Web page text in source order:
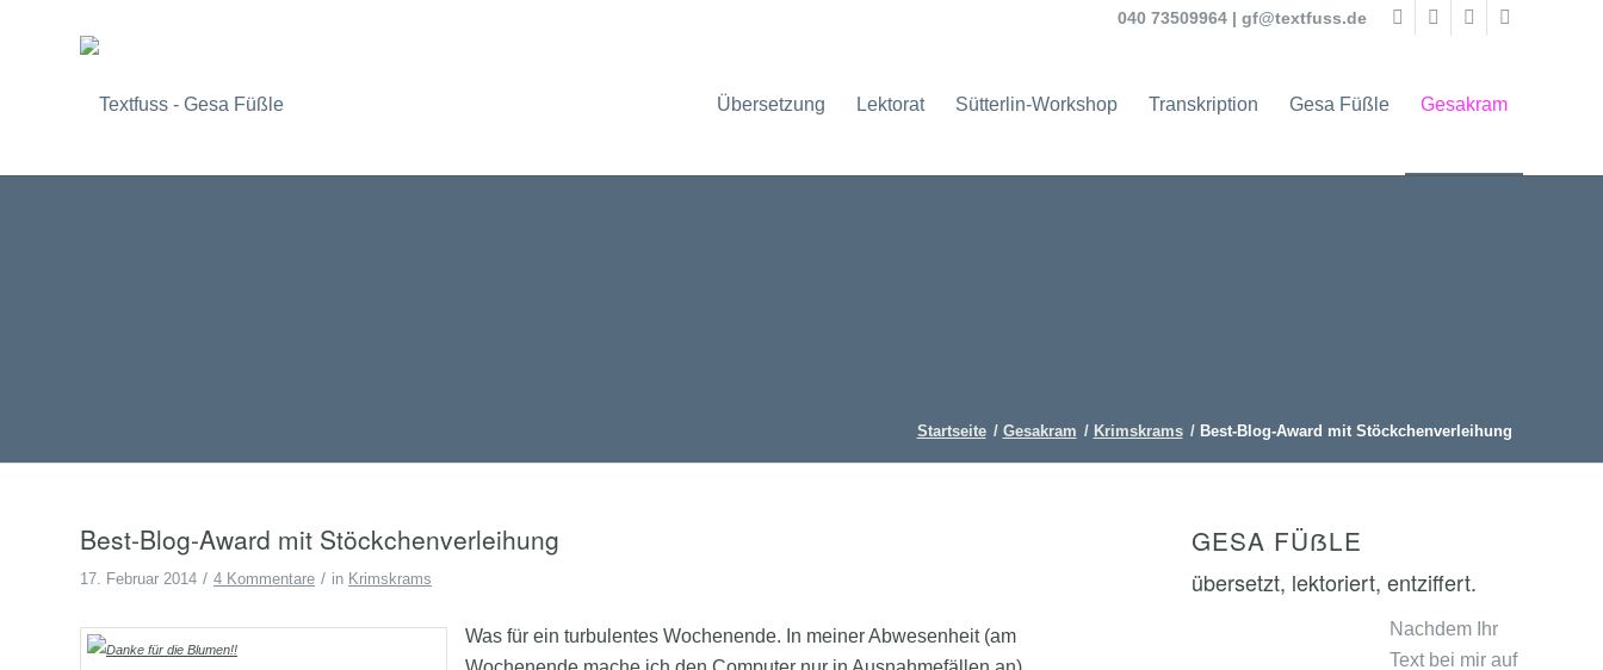
040 73509964 | gf@textfuss.de
Übersetzung Lektorat Sütterlin-Workshop Transkription Gesa Füßle Gesakram
Startseite / Gesakram / Krimskrams / Best-Blog-Award mit Stöckchenverleihung
Best-Blog-Award mit Stöckchenverleihung
17. Februar 2014 / 4 Kommentare / in Krimskrams
Was für ein turbulentes Wochenende. In meiner Abwesenheit (am
GESA FÜẞLE
übersetzt, lektoriert, entziffert.
Nachdem Ihr
Text bei mir auf